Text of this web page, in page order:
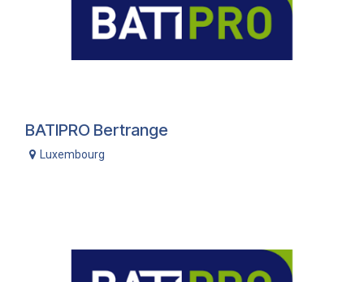
BATIPRO Bertrange
Luxembourg